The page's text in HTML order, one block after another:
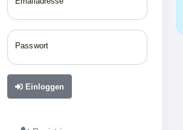
Passwort
Einloggen